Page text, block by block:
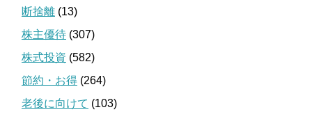
断捨離 (13)
株主優待 (307)
株式投資 (582)
節約・お得 (264)
老後に向けて (103)